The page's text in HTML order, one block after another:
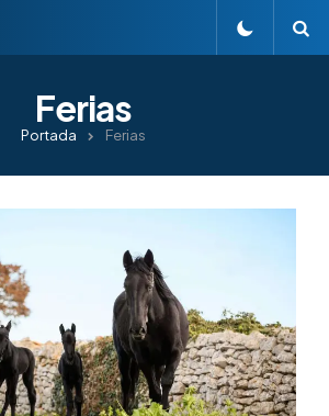
Ferias
Portada Ferias